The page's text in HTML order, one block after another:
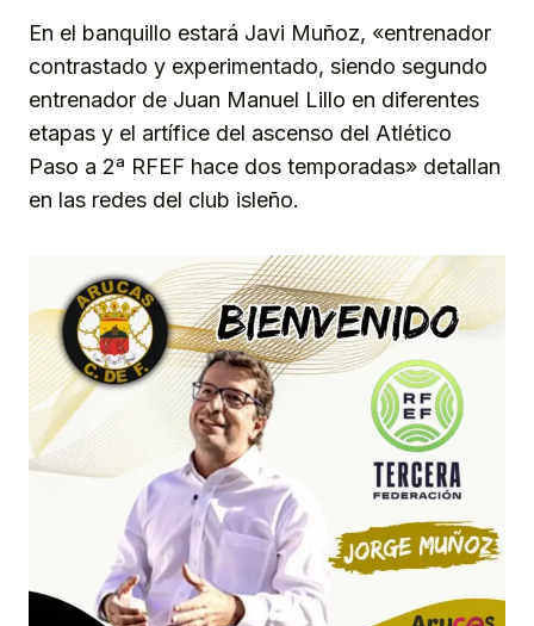
En el banquillo estará Javi Muñoz, «entrenador
contrastado y experimentado, siendo segundo
entrenador de Juan Manuel Lillo en diferentes
etapas y el artífice del ascenso del Atlético
Paso a 2ª RFEF hace dos temporadas» detallan
en las redes del club isleño.